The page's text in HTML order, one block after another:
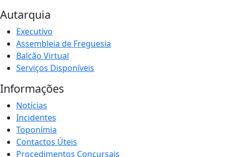
Autarquia
Executivo
Assembleia de Freguesia
Balcão Virtual
Serviços Disponíveis
Informações
Notícias
Incidentes
Toponímia
Contactos Úteis
Procedimentos Concursais